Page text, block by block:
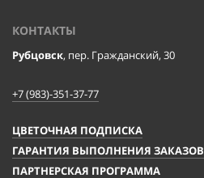
КОНТАКТЫ
Рубцовск, пер. Гражданский, 30
+7 (983)-351-37-77
ЦВЕТОЧНАЯ ПОДПИСКА
ГАРАНТИЯ ВЫПОЛНЕНИЯ ЗАКАЗОВ
ПАРТНЕРСКАЯ ПРОГРАММА